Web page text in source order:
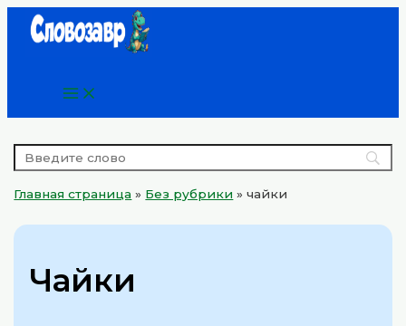
ПерейтиMain
Главная страница » Без рубрики »чайки
Чайки